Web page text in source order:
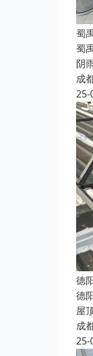
蜀
蜀
阴
成
25-
德
德
屋
成
25-